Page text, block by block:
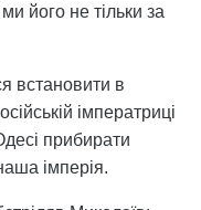
його не тільки за
встановити в
імператриці
прибирати
імперія.